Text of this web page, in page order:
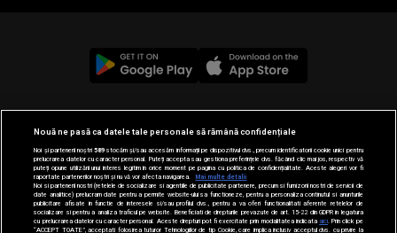
© 2019-2026 DOGAN MEDIA INTERNATIONAL SA, Toate
drepturile rezervate.
Nouă ne pasă ca datele tale personale să rămână confidențiale
Noi și partenerii noștri589stocăm și/sau accesăm informații pe dispozitivul dvs., precum identificatorii cookie unici pentru
prelucrarea datelor cu caracter personal. Puteți accepta sau gestiona preferințele dvs. făcând clic mai jos, respectiv vă
puteți opune utilizării unui interes legitim în orice moment pe pagina cu politica de confidențialitate. Aceste alegeri vor fi
raportate partenerilor noștri și nu vă vor afecta navigarea.
Mai multe detalii
Noi si partenerii nostri (retelele de socializare si agentiile de publicitate partenere, precum si furnizorii nostri de servicii de
date analitice) prelucram date pentru a permite website-ului sa functioneze, pentru a personaliza continutul si anunturile
publicitare afisate in functie de interesele si/sau profilul dvs., pentru a va oferi functionalitati aferente retelelor de
socializare si pentru a analiza traficul pe website. Beneficiati de drepturile prevazute de art. 15-22 din GDPR in legatura
cu prelucrarea datelor cu caracter personal. Aceste drepturi pot fi exercitate prin modalitatea indicataaici . Prin click pe
“ACCEPT TOATE”, acceptati folosirea tuturor Tehnologiilor de tip Cookie, care implica inclusiv acceptul dvs. cu privire la